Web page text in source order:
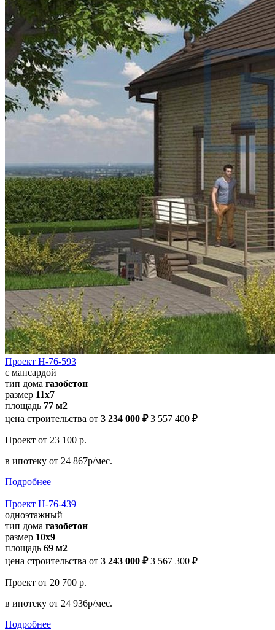
Проект Н-76-593
с мансардой
тип дома газобетон
размер 11х7
площадь 77 м2
цена строительства от 3 234 000 ₽ 3 557 400 ₽
Проект от 23 100 р.
в ипотеку от 24 867р/мес.
Подробнее
Проект Н-76-439
одноэтажный
тип дома газобетон
размер 10х9
площадь 69 м2
цена строительства от 3 243 000 ₽ 3 567 300 ₽
Проект от 20 700 р.
в ипотеку от 24 936р/мес.
Подробнее